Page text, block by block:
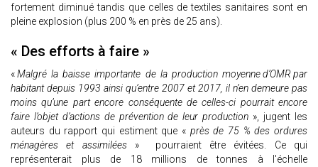
fortement diminué tandis que celles de textiles sanitaires sont en
pleine explosion (plus 200 % en près de 25 ans).
« Des efforts à faire »
«Malgré la baisse importante de la production moyenne d’OMR par
habitant depuis 1993 ainsi qu’entre 2007 et 2017, il n’en demeure pas
moins qu’une part encore conséquente de celles-ci pourrait encore
faire l’objet d’actions de prévention de leur production », jugent les
auteurs du rapport qui estiment que « près de 75 % des ordures
ménagères et assimilées» pourraient être évitées. Ce qui
représenterait plus de 18 millions de tonnes à l'échelle